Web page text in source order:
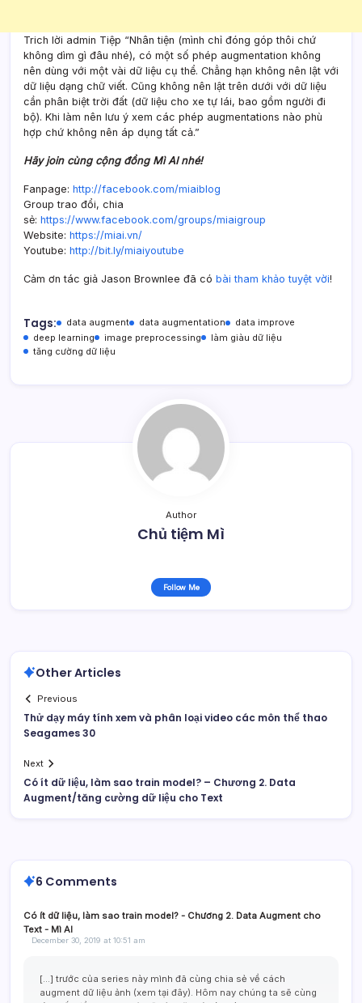
Trich lời admin Tiệp “Nhân tiện (mình chỉ đóng góp thôi chứ
không dìm gì đâu nhé), có một số phép augmentation không
nên dùng với một vài dữ liệu cụ thể. Chẳng hạn không nên lật với
dữ liệu dạng chữ viết. Cũng không nên lật trên dưới với dữ liệu
cần phân biệt trời đất (dữ liệu cho xe tự lái, bao gồm người đi
bộ). Khi làm nên lưu ý xem các phép augmentations nào phù
hợp chứ không nên áp dụng tất cả.”
Hãy join cùng cộng đồng Mì AI nhé!
Fanpage: http://facebook.com/miaiblog
Group trao đổi, chia
sẻ: https://www.facebook.com/groups/miaigroup
Website: https://miai.vn/
Youtube: http://bit.ly/miaiyoutube
Cảm ơn tác giả Jason Brownlee đã có bài tham khảo tuyệt vời!
Tags: data augment data augmentation
data improve
deep learning
image preprocessing
làm giàu dữ liệu
tăng cường dữ liệu
Author
Chủ tiệm Mì
Follow Me
Other Articles
Previous
Thử dạy máy tính xem và phân loại video các môn thể thao
Seagames 30
Next
Có ít dữ liệu, làm sao train model? – Chương 2. Data
Augment/tăng cường dữ liệu cho Text
6 Comments
Có ít dữ liệu, làm sao train model? - Chương 2. Data Augment cho
Text - Mì AI
December 30, 2019 at 10:51 am
[…] trước của series này mình đã cùng chia sẻ về cách
augment dữ liệu ảnh (xem tại đây). Hôm nay chúng ta sẽ cùng